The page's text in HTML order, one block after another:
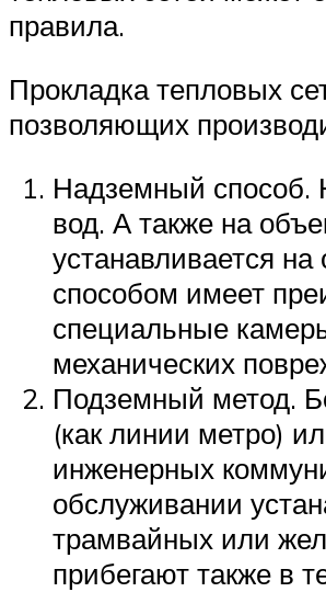
правила.
Прокладка тепловых
позволяющих
Надземный способ.
вод. А также на
устанавливается
способом имеет
специальные
механических
Подземный метод.
(как линии метро)
инженерных
обслуживании
трамвайных или
прибегают также в